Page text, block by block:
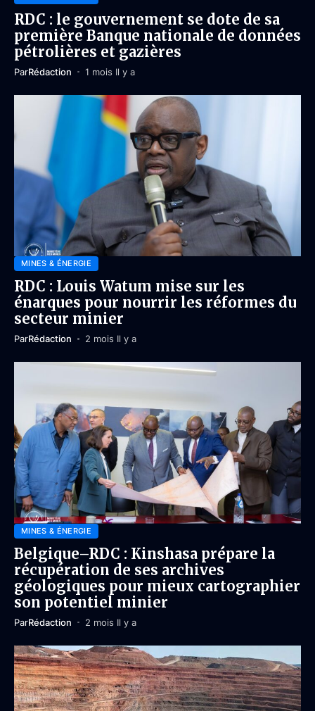
RDC : le gouvernement se dote de sa
première Banque nationale de données
pétrolières et gazières
ParRédaction 1 mois Il y a
MINES & ÉNERGIE
RDC : Louis Watum mise sur les
énarques pour nourrir les réformes du
secteur minier
ParRédaction 2 mois Il y a
MINES & ÉNERGIE
Belgique–RDC : Kinshasa prépare la
récupération de ses archives
géologiques pour mieux cartographier
son potentiel minier
ParRédaction 2 mois Il y a